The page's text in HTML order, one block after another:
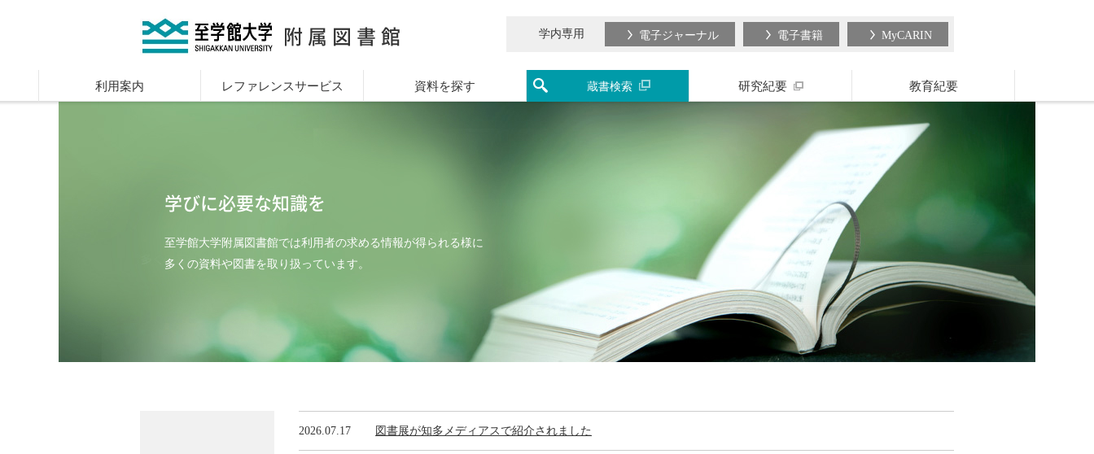
附属図書館 学内専用 電子ジャーナル 電子書籍 MyCARIN
利用案内 レファレンスサービス 資料を探す 蔵書検索 研究紀要 教育紀要
学びに必要な知識を
至学館大学附属図書館では利用者の求める情報が得られる様に
多くの資料や図書を取り扱っています。
2026.07.17 図書展が知多メディアスで紹介されました